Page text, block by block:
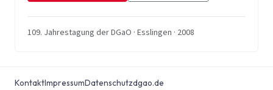
109. Jahrestagung der DGaO · Esslingen · 2008
KontaktImpressumDatenschutzdgao.de